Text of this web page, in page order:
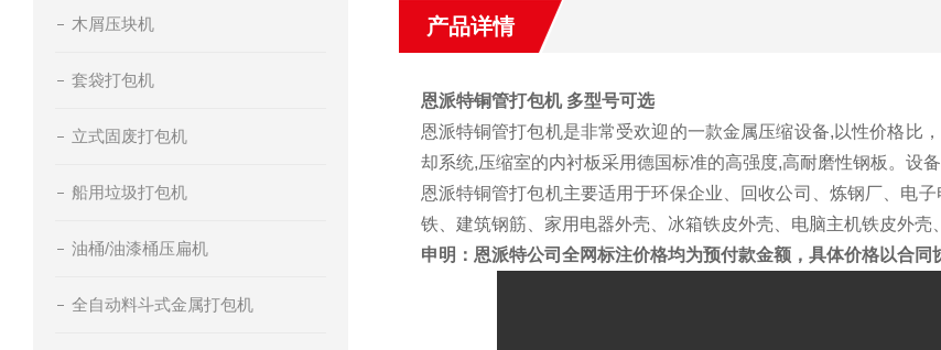
木屑压块机
套袋打包机
立式固废打包机
船用垃圾打包机
油桶/油漆桶压扁机
全自动料斗式金属打包机
产品详情
恩派特铜管打包机 多型号可选
恩派特铜管打包机是非常受欢迎的一款金属压缩设备,以性价格比
却系统,压缩室的内衬板采用德国标准的高强度,高耐磨性钢板。设
恩派特铜管打包机主要适用于环保企业、回收公司、炼钢厂、电
铁、建筑钢筋、家用电器外壳、冰箱铁皮外壳、电脑主机铁皮外壳
申明：恩派特公司全网标注价格均为预付款金额，具体价格以合同